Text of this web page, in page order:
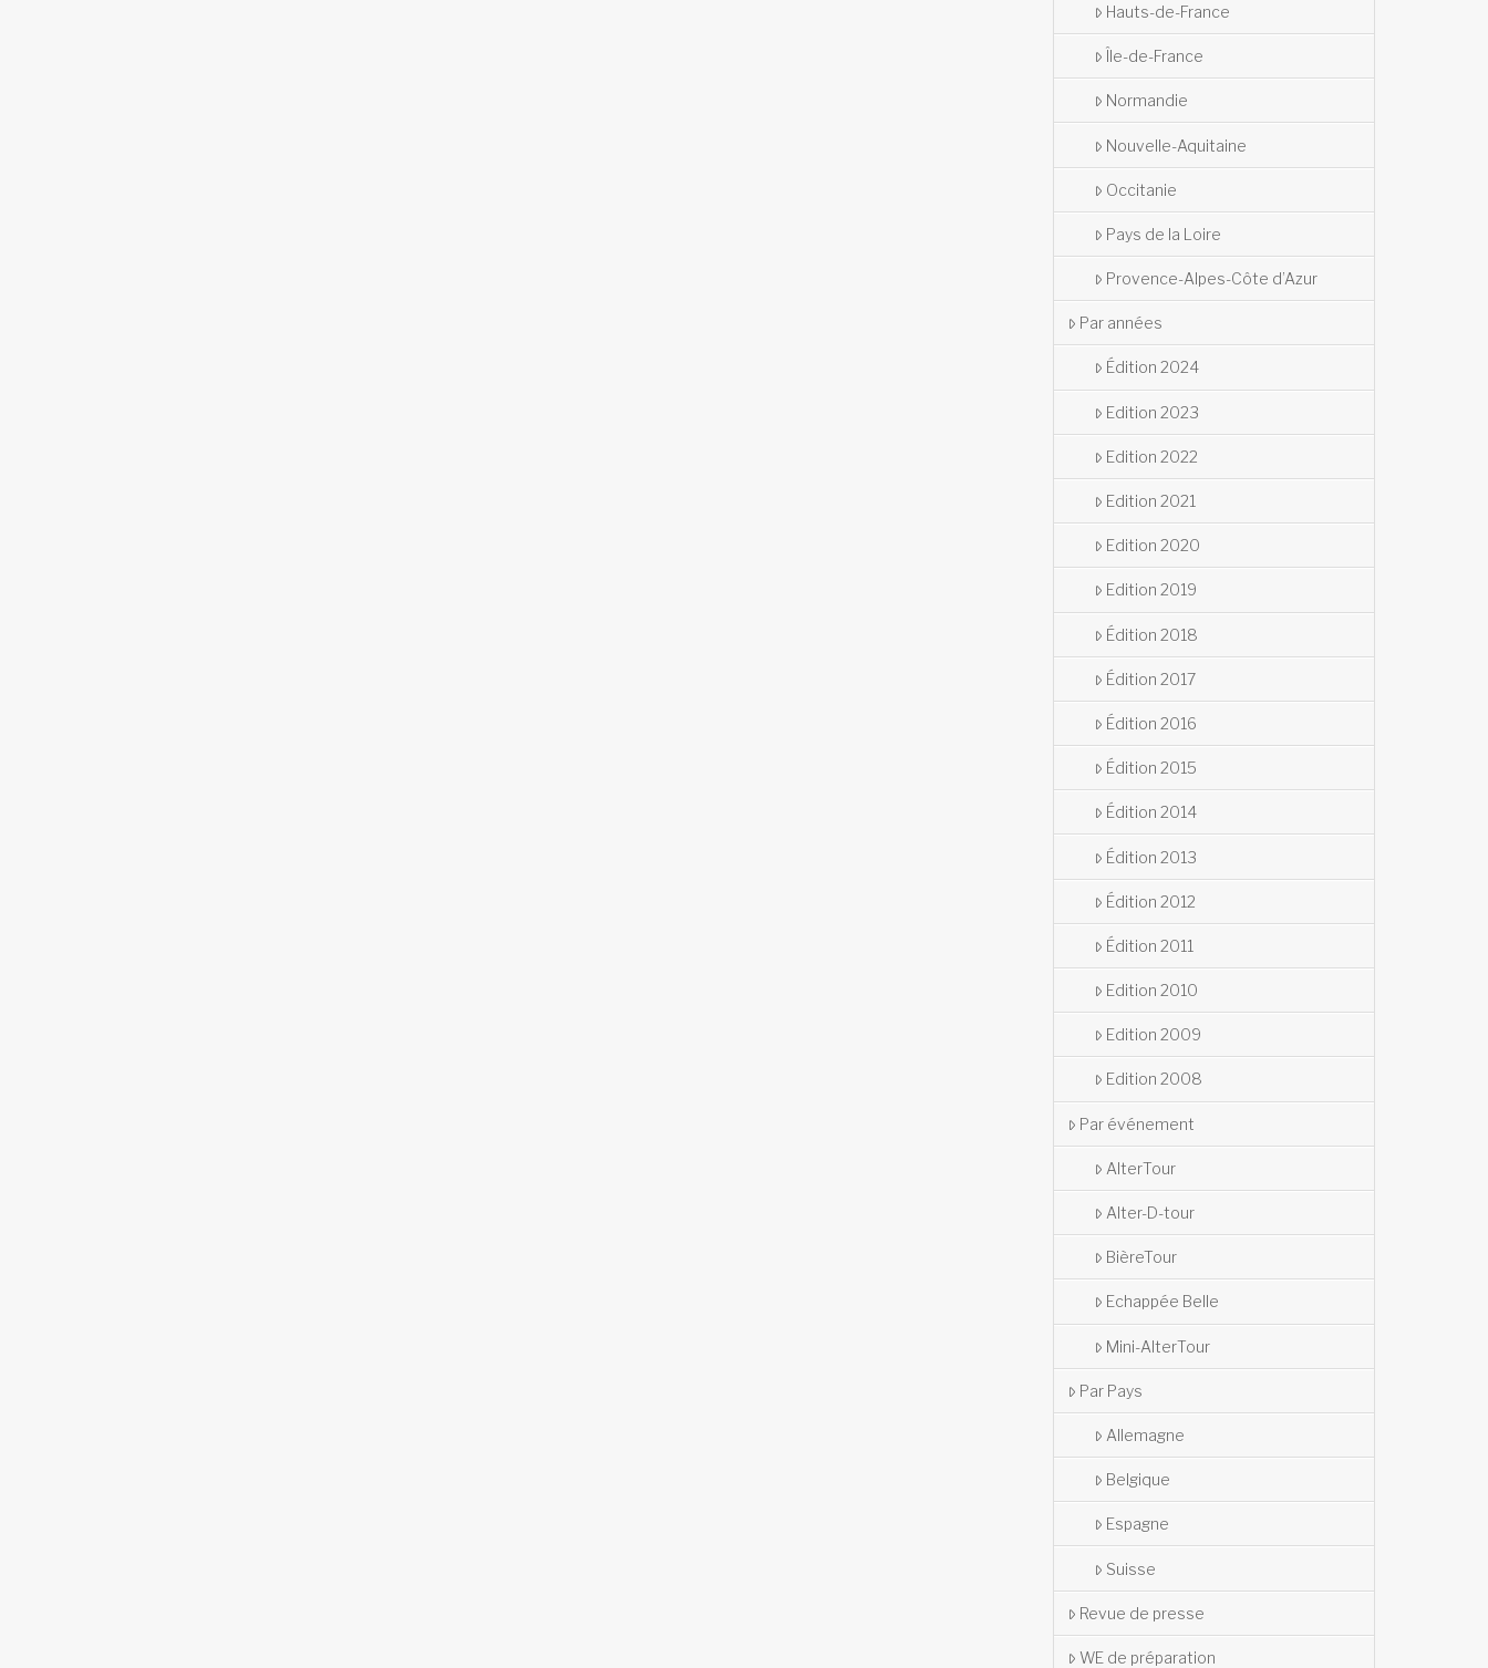
Hauts-de-France
Île-de-France
Normandie
Nouvelle-Aquitaine
Occitanie
Pays de la Loire
Provence-Alpes-Côte d’Azur
Par années
Édition 2024
Edition 2023
Edition 2022
Edition 2021
Edition 2020
Edition 2019
Édition 2018
Édition 2017
Édition 2016
Édition 2015
Édition 2014
Édition 2013
Édition 2012
Édition 2011
Edition 2010
Edition 2009
Edition 2008
Par événement
AlterTour
Alter-D-tour
BièreTour
Echappée Belle
Mini-AlterTour
Par Pays
Allemagne
Belgique
Espagne
Suisse
Revue de presse
WE de préparation